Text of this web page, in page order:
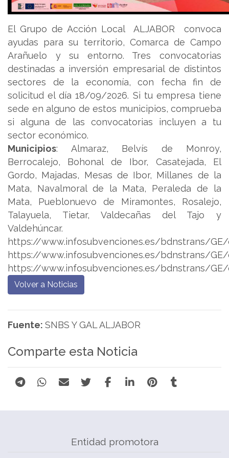
El Grupo de Acción Local ALJABOR convoca
ayudas para su territorio, Comarca de Campo
Arañuelo y su entorno. Tres convocatorias
destinadas a inversión empresarial de distintos
sectores de la economía, con fecha fin de
solicitud el día 18/09/2026. Si tu empresa tiene
sede en alguno de estos municipios, comprueba
si alguna de las convocatorias incluyen a tu
sector económico.
Municipios: Almaraz, Belvís de Monroy,
Berrocalejo, Bohonal de Ibor, Casatejada, El
Gordo, Majadas, Mesas de Ibor, Millanes de la
Mata, Navalmoral de la Mata, Peraleda de la
Mata, Pueblonuevo de Miramontes, Rosalejo,
Talayuela, Tietar, Valdecañas del Tajo y
Valdehúncar.
https://www.infosubvenciones.es/bdnstrans/
https://www.infosubvenciones.es/bdnstrans/
https://www.infosubvenciones.es/bdnstrans/
Volver a Noticias
Fuente: SNBS Y GAL ALJABOR
Comparte esta Noticia
Entidad promotora